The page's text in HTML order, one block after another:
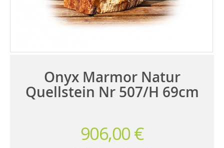
Onyx Marmor Natur
Quellstein Nr 507/H 69cm
906,00 €